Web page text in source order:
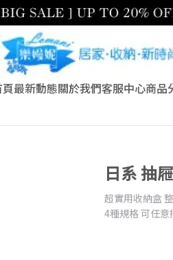
最新動態關於我們客服中心商品
日系 抽
超實用收納盒
4種規格 可任